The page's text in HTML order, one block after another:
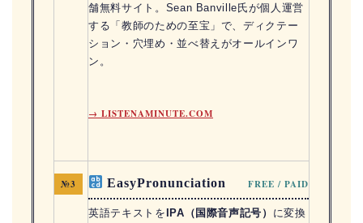
舗無料サイト。Sean Banville氏が個人運営
する「教師のための至宝」で、ディクテー
ション・穴埋め・並べ替えがオールインワ
ン。
→ LISTENAMINUTE.COM
№3 EasyPronunciation FREE / PAID
英語テキストをIPA（国際音声記号） に変換